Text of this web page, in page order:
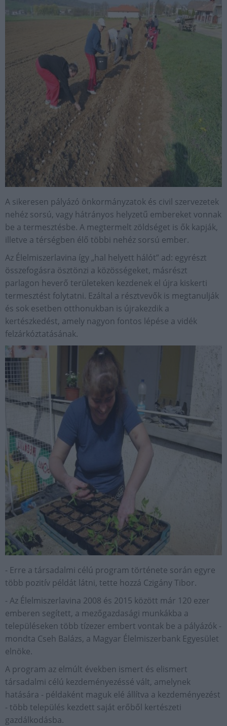
A sikeresen pályázó önkormányzatok és civil szervezetek
nehéz sorsú, vagy hátrányos helyzetű embereket vonnak
be a termesztésbe. A megtermelt zöldséget is ők kapják,
illetve a térségben élő többi nehéz sorsú ember.
Az Élelmiszerlavina így „hal helyett hálót” ad: egyrészt
összefogásra ösztönzi a közösségeket, másrészt
parlagon heverő területeken kezdenek el újra kiskerti
termesztést folytatni. Ezáltal a résztvevők is megtanulják
és sok esetben otthonukban is újrakezdik a
kertészkedést, amely nagyon fontos lépése a vidék
felzárkóztatásának.
- Erre a társadalmi célú program története során egyre
több pozitív példát látni, tette hozzá Czigány Tibor.
- Az Élelmiszerlavina 2008 és 2015 között már 120 ezer
emberen segített, a mezőgazdasági munkákba a
településeken több tízezer embert vontak be a pályázók -
mondta Cseh Balázs, a Magyar Élelmiszerbank Egyesület
elnöke.
A program az elmúlt években ismert és elismert
társadalmi célú kezdeményezéssé vált, amelynek
hatására - példaként maguk elé állítva a kezdeményezést
- több település kezdett saját erőből kertészeti
gazdálkodásba.